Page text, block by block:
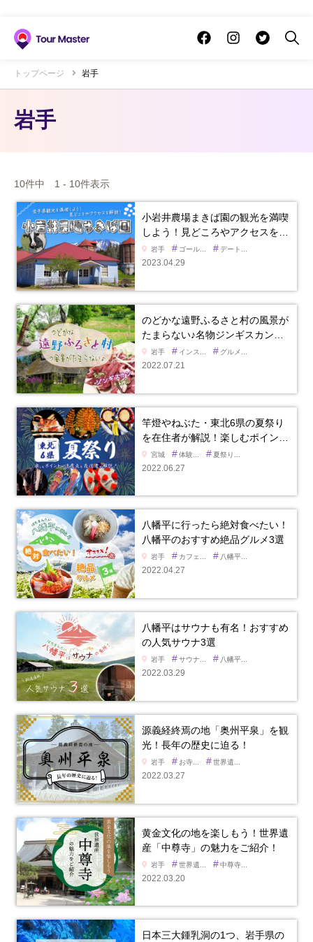
トップページ 岩手
岩手
10件中 1 - 10件表示
小岩井農場まきば園の観光を満喫
しよう！見どころやアクセスを…
岩手 # ゴール... # デート...
2023.04.29
のどかな遠野ふるさと村の風景が
たまらない♪名物ジンギスカン…
岩手 # インス... # グルメ...
2022.07.21
竿燈やねぶた・東北6県の夏祭り
を在住者が解説！楽しむポイン…
宮城 #体験... #夏祭り...
2022.06.27
八幡平に行ったら絶対食べたい！
八幡平のおすすめ絶品グルメ3選
岩手 # カフェ... # 八幡平...
2022.04.27
八幡平はサウナも有名！おすすめ
の人気サウナ3選
岩手 #サウナ... # 八幡平...
2022.03.29
源義経終焉の地「奥州平泉」を観
光！長年の歴史に迫る！
岩手 # お寺... #世界遺...
2022.03.27
黄金文化の地を楽しもう！世界遺
産「中尊寺」の魅力をご紹介！
岩手 #世界遺... #中尊寺...
2022.03.20
日本三大鍾乳洞の1つ、岩手県の